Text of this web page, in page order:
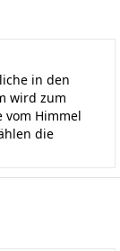
in den
wird zum
vom Himmel
die